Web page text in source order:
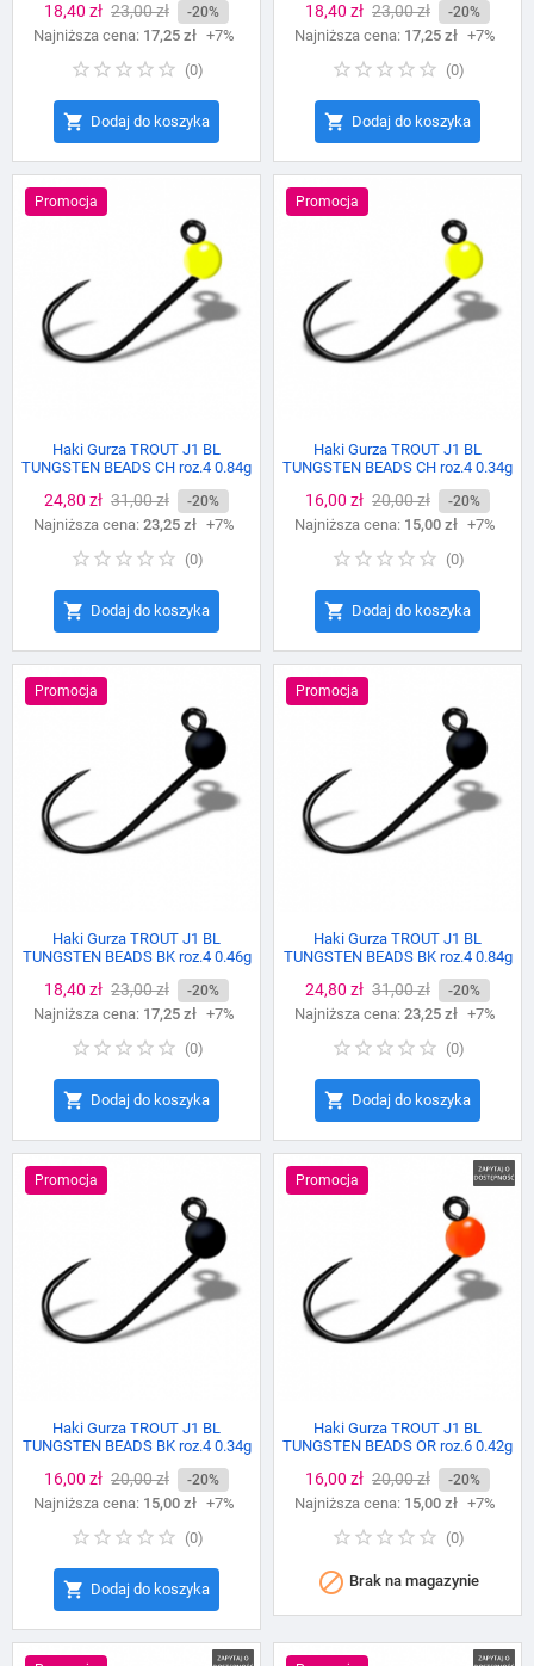
Cena
18,40 zł Cena
podstawowa
23,00 zł -20%
Najniższa cena: 17,25 zł +7%
(0)
 Dodaj do koszyka
Cena
18,40 zł Cena
podstawowa
23,00 zł -20%
Najniższa cena: 17,25 zł +7%
(0)
 Dodaj do koszyka
Promocja
Haki Gurza TROUT J1 BL
TUNGSTEN BEADS CH roz.4 0.84g
Cena
24,80 zł Cena
podstawowa
31,00 zł -20%
Najniższa cena: 23,25 zł +7%
(0)
 Dodaj do koszyka
Promocja
Haki Gurza TROUT J1 BL
TUNGSTEN BEADS CH roz.4 0.34g
Cena
16,00 zł Cena
podstawowa
20,00 zł -20%
Najniższa cena: 15,00 zł +7%
(0)
 Dodaj do koszyka
Promocja
Haki Gurza TROUT J1 BL
TUNGSTEN BEADS BK roz.4 0.46g
Cena
18,40 zł Cena
podstawowa
23,00 zł -20%
Najniższa cena: 17,25 zł +7%
(0)
 Dodaj do koszyka
Promocja
Haki Gurza TROUT J1 BL
TUNGSTEN BEADS BK roz.4 0.84g
Cena
24,80 zł Cena
podstawowa
31,00 zł -20%
Najniższa cena: 23,25 zł +7%
(0)
 Dodaj do koszyka
Promocja
Haki Gurza TROUT J1 BL
TUNGSTEN BEADS BK roz.4 0.34g
Cena
16,00 zł Cena
podstawowa
20,00 zł -20%
Najniższa cena: 15,00 zł +7%
(0)
 Dodaj do koszyka
Promocja
Haki Gurza TROUT J1 BL
TUNGSTEN BEADS OR roz.6 0.42g
Cena
16,00 zł Cena
podstawowa
20,00 zł -20%
Najniższa cena: 15,00 zł +7%
(0)
 Brak na magazynie